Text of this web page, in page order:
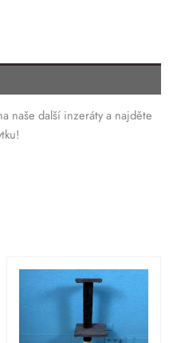
naše další inzeráty a najděte